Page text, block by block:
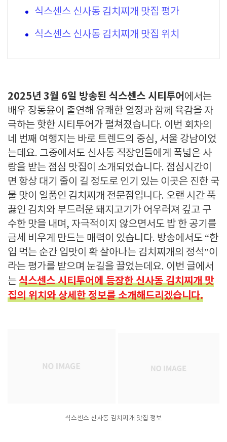
식스센스 신사동 김치찌개 맛집 평가
식스센스 신사동 김치찌개 맛집 위치
2025년 3월 6일 방송된 식스센스 시티투어 에서는
배우 장동윤이 출연해 유쾌한 열정과 함께 육감을 자
극하는 핫한 시티투어가 펼쳐졌습니다. 이번 회차의
네 번째 여행지는 바로 트렌드의 중심, 서울 강남이었
는데요. 그중에서도 신사동 직장인들에게 폭넓은 사
랑을 받는 점심 맛집이 소개되었습니다. 점심시간이
면 항상 대기 줄이 길 정도로 인기 있는 이곳은 진한 국
물 맛이 일품인 김치찌개 전문점입니다. 오랜 시간 푹
끓인 김치와 부드러운 돼지고기가 어우러져 깊고 구
수한 맛을 내며, 자극적이지 않으면서도 밥 한 공기를
금세 비우게 만드는 매력이 있습니다. 방송에서도 “한
입 먹는 순간 입맛이 확 살아나는 김치찌개의 정석”이
라는 평가를 받으며 눈길을 끌었는데요. 이번 글에서
는식스센스 시티투어에 등장한 신사동 김치찌개 맛
집의 위치와 상세한 정보를 소개해드리겠습니다.
식스센스 신사동 김치찌개 맛집 정보